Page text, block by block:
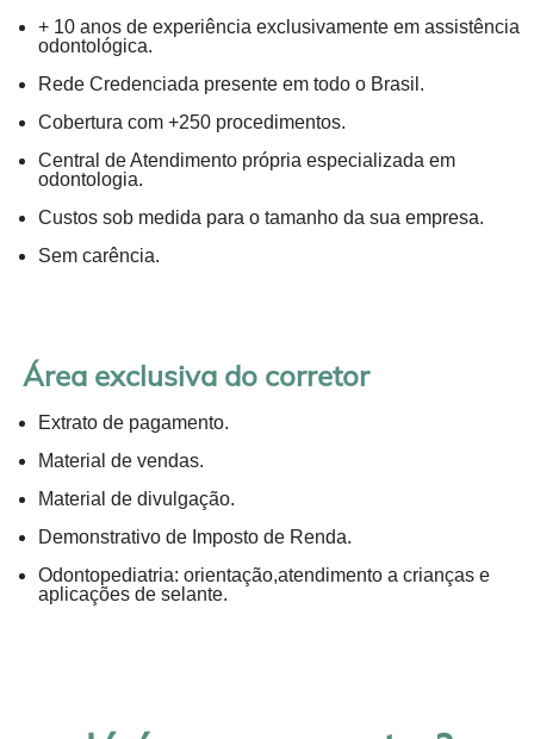
+ 10 anos de experiência exclusivamente em assistência
odontológica.
Rede Credenciada presente em todo o Brasil.
Cobertura com +250 procedimentos.
Central de Atendimento própria especializada em
odontologia.
Custos sob medida para o tamanho da sua empresa.
Sem carência.
Área exclusiva do corretor
Extrato de pagamento.
Material de vendas.
Material de divulgação.
Demonstrativo de Imposto de Renda.
Odontopediatria: orientação,atendimento a crianças e
aplicações de selante.